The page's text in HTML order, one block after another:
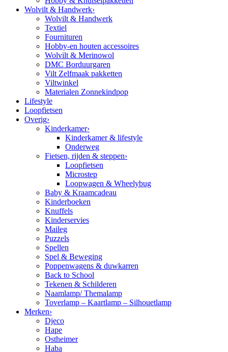
Wolvilt & Handwerk›
Wolvilt & Handwerk
Textiel
Fournituren
Hobby-en houten accessoires
Wolvilt & Merinowol
DMC Borduurgaren
Vilt Zelfmaak pakketten
Viltwinkel
Materialen Zonnekindpop
Lifestyle
Loopfietsen
Overig›
Kinderkamer›
Kinderkamer & lifestyle
Onderweg
Fietsen, rijden & steppen›
Loopfietsen
Microstep
Loopwagen & Wheelybug
Baby & Kraamcadeau
Kinderboeken
Knuffels
Kinderservies
Maileg
Puzzels
Spellen
Spel & Beweging
Poppenwagens & duwkarren
Back to School
Tekenen & Schilderen
Naamlamp/ Themalamp
Toverlamp – Kaartlamp – Silhouetlamp
Merken›
Djeco
Hape
Ostheimer
Haba